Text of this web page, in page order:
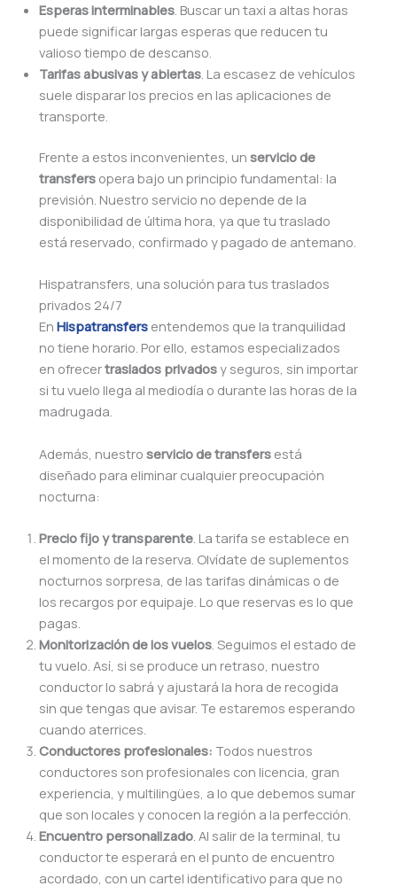
Esperas interminables. Buscar un taxi a altas horas
puede significar largas esperas que reducen tu
valioso tiempo de descanso.
Tarifas abusivas y abiertas. La escasez de vehículos
suele disparar los precios en las aplicaciones de
transporte.
Frente a estos inconvenientes, un servicio de
transfers opera bajo un principio fundamental: la
previsión. Nuestro servicio no depende de la
disponibilidad de última hora, ya que tu traslado
está reservado, confirmado y pagado de antemano.
Hispatransfers, una solución para tus traslados
privados 24/7
En Hispatransfers entendemos que la tranquilidad
no tiene horario. Por ello, estamos especializados
en ofrecertraslados privadosy seguros, sin importar
si tu vuelo llega al mediodía o durante las horas de la
madrugada.
Además, nuestro servicio de transfers está
diseñado para eliminar cualquier preocupación
nocturna:
Precio fijo y transparente . La tarifa se establece en
el momento de la reserva. Olvídate de suplementos
nocturnos sorpresa, de las tarifas dinámicas o de
los recargos por equipaje. Lo que reservas es lo que
pagas.
Monitorización de los vuelos . Seguimos el estado de
tu vuelo. Así, si se produce un retraso, nuestro
conductor lo sabrá y ajustará la hora de recogida
sin que tengas que avisar. Te estaremos esperando
cuando aterrices.
Conductores profesionales: Todos nuestros
conductores son profesionales con licencia, gran
experiencia, y multilingües, a lo que debemos sumar
que son locales y conocen la región a la perfección.
Encuentro personalizado . Al salir de la terminal, tu
conductor te esperará en el punto de encuentro
acordado, con un cartel identificativo para que no